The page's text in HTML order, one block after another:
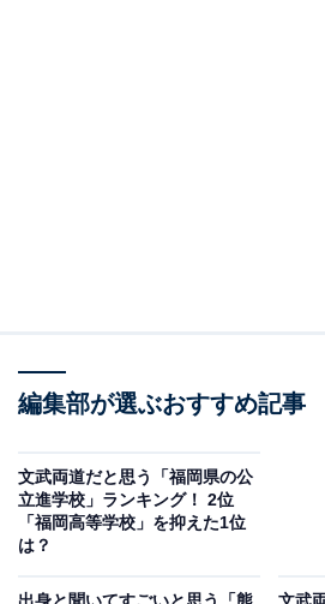
トボール部、全日本高校書道コン
した書道部など、活躍が目立ちます
回答者からは「甲子園優勝のイメ
／福岡県）、「頭もよく、スポー
（10代女性／東京都）、「真面目
編集部が選ぶおすすめ記事
文武両道だと思う「福岡県の公
立進学校」ランキング！ 2位
「福岡高等学校」を抑えた1位
は？